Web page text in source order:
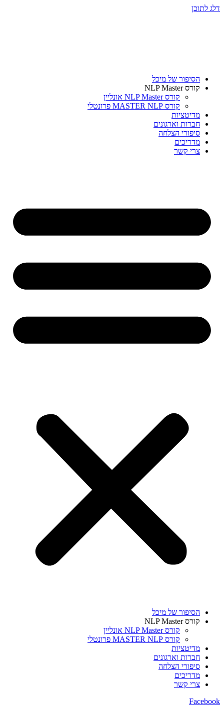
דלג לתוכן
הסיפור של מיכל
קורס NLP Master
קורס NLP Master אונליין
קורס MASTER NLP פרונטלי
מדיטציות
חברות וארגונים
סיפורי הצלחה
מדריכים
צרי קשר
הסיפור של מיכל
קורס NLP Master
קורס NLP Master אונליין
קורס MASTER NLP פרונטלי
מדיטציות
חברות וארגונים
סיפורי הצלחה
מדריכים
צרי קשר
Facebook